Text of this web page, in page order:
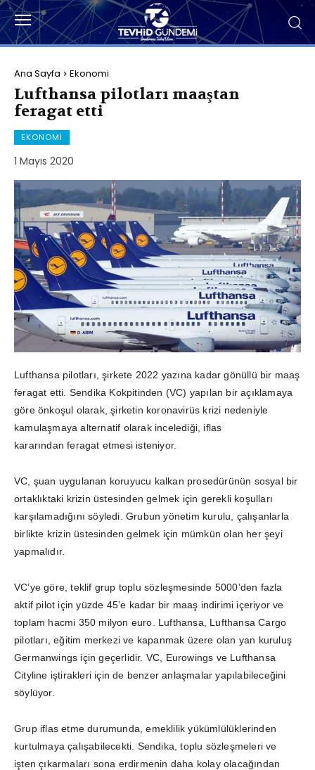
Ana Sayfa Ekonomi
Lufthansa pilotları maaştan
feragat etti
EKONOMI
1 Mayıs 2020
Lufthansa pilotları, şirkete 2022 yazına kadar gönüllü bir maaş
feragat etti. Sendika Kokpitinden (VC) yapılan bir açıklamaya
göre önkoşul olarak, şirketin koronavirüs krizi nedeniyle
kamulaşmaya alternatif olarak incelediği, iflas
kararından feragat etmesi isteniyor.
VC, şuan uygulanan koruyucu kalkan prosedürünün sosyal bir
ortaklıktaki krizin üstesinden gelmek için gerekli koşulları
karşılamadığını söyledi. Grubun yönetim kurulu, çalışanlarla
birlikte krizin üstesinden gelmek için mümkün olan her şeyi
yapmalıdır.
VC’ye göre, teklif grup toplu sözleşmesinde 5000’den fazla
aktif pilot için yüzde 45’e kadar bir maaş indirimi içeriyor ve
toplam hacmi 350 milyon euro. Lufthansa, Lufthansa Cargo
pilotları, eğitim merkezi ve kapanmak üzere olan yan kuruluş
Germanwings için geçerlidir. VC, Eurowings ve Lufthansa
Cityline iştirakleri için de benzer anlaşmalar yapılabileceğini
söylüyor.
Grup iflas etme durumunda, emeklilik yükümlülüklerinden
kurtulmaya çalışabilecekti. Sendika, toplu sözleşmeleri ve
işten çıkarmaları sona erdirmenin daha kolay olacağından